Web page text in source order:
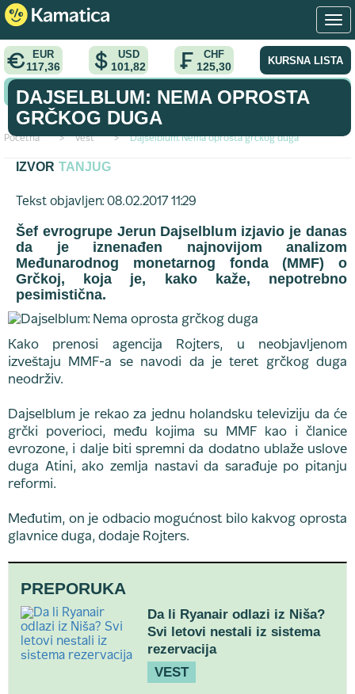
EUR
117,36
USD
101,82
CHF
125,30 KURSNA LISTA
KONVERTOR VALUTA
Početna > vest > Dajselblum: Nema oprosta grčkog duga
DAJSELBLUM: NEMA OPROSTA
GRČKOG DUGA
IZVOR TANJUG
Tekst objavljen: 08.02.2017 11:29
Šef evrogrupe Jerun Dajselblum izjavio je danas
da je iznenađen najnovijom analizom
Međunarodnog monetarnog fonda (MMF) o
Grčkoj, koja je, kako kaže, nepotrebno
pesimistična.
Kako prenosi agencija Rojters, u neobjavljenom
izveštaju MMF-a se navodi da je teret grčkog duga
neodrživ.
Dajselblum je rekao za jednu holandsku televiziju da će
grčki poverioci, među kojima su MMF kao i članice
evrozone, i dalje biti spremni da dodatno ublaže uslove
duga Atini, ako zemlja nastavi da sarađuje po pitanju
reformi.
Međutim, on je odbacio mogućnost bilo kakvog oprosta
glavnice duga, dodaje Rojters.
PREPORUKA
Da li Ryanair odlazi iz Niša?
Svi letovi nestali iz sistema
rezervacija
VEST